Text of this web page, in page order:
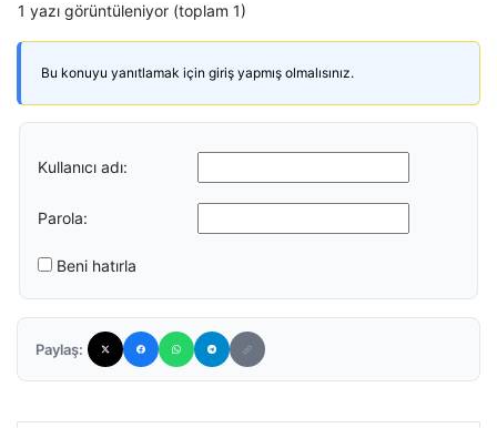
1 yazı görüntüleniyor (toplam 1)
Bu konuyu yanıtlamak için giriş yapmış olmalısınız.
Kullanıcı adı:
Parola:
Beni hatırla
Paylaş: